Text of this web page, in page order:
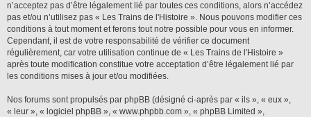
n’acceptez pas d’être légalement lié par toutes ces conditions, alors n’accédez
pas et/ou n’utilisez pas « Les Trains de l'Histoire ». Nous pouvons modifier ces
conditions à tout moment et ferons tout notre possible pour vous en informer.
Cependant, il est de votre responsabilité de vérifier ce document
régulièrement, car votre utilisation continue de « Les Trains de l'Histoire »
après toute modification constitue votre acceptation d’être légalement lié par
les conditions mises à jour et/ou modifiées.
Nos forums sont propulsés par phpBB (désigné ci-après par « ils », « eux »,
« leur », « logiciel phpBB », « www.phpbb.com », « phpBB Limited »,